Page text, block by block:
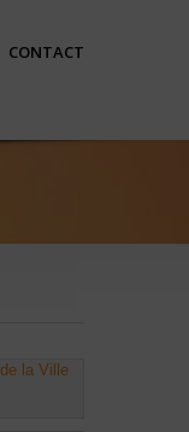
CONTACT
la Ville